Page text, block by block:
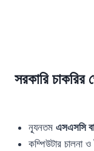
সরকারি
ন্যূনতম এসএসসি
কম্পিউটার চালনা ও